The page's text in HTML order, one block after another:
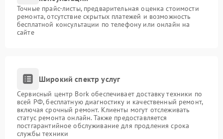
Точные прайс-листы, предварительная оценка стоимости
ремонта, отсутствие скрытых платежей и возможность
бесплатной консультации по телефону или онлайн на
сайте
Широкий спектр услуг
Сервисный центр Bork обеспечивает доставку техники по
всей РФ, бесплатную диагностику и качественный ремонт,
включая срочный ремонт. Клиенты могут отслеживать
статус ремонта онлайн. Также предоставляется
постгарантийное обслуживание для продления срока
службы техники